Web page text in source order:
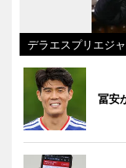
デラエスプリエジ
冨安